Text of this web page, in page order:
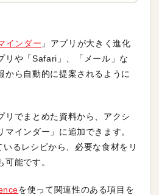
インダー 」アプリが大きく進化
リや「Safari」、「メール」な
から自動的に提案されるように
リでまとめた資料から、アクシ
マインダー」に追加できます。
るレシピから、必要な食材をリ
可能です。
を使って関連性のある項目を